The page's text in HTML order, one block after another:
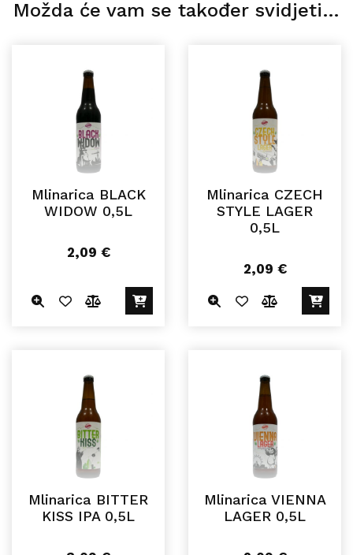
Možda će vam se također svidjeti…
Mlinarica BLACK
WIDOW 0,5L
2,09 €
Mlinarica CZECH
STYLE LAGER
0,5L
2,09 €
Mlinarica BITTER
KISS IPA 0,5L
Mlinarica VIENNA
LAGER 0,5L